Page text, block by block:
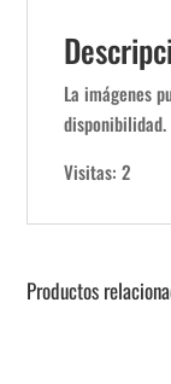
La imágenes
disponibilidad.
Visitas: 2
Productos